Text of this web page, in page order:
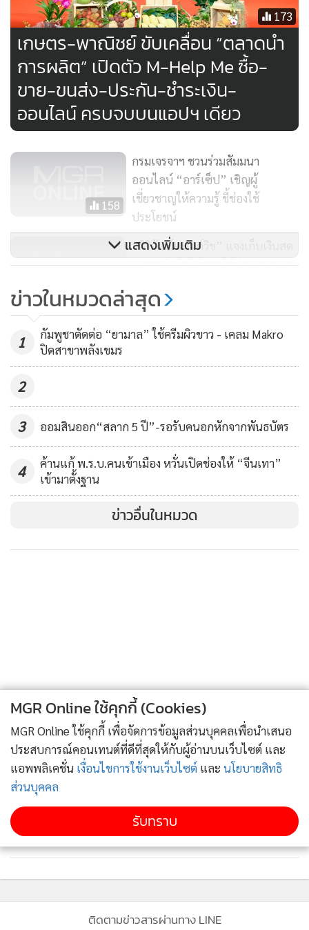
วิกฤตเศรษฐกิจที่กำลังเกิดขึ้นครั้งนี้ ทำให้สังคมเริ่มหันไปมอง
และเปรียบเทียบว่าวิกฤตโควิด-19 กับวิกฤตต้มยำกุ้ง อะไรรุนแรง
กว่าและประชาชนคนไทยจะต้องเผชิญกับปัญหาอย่างไรต่อไป
รศ.ดร.สมชาย ภคภาสน์วิวัฒน์ นักวิชาการอิสระด้านเศรษฐกิจ
และการเมือง ระบุว่า ตัวเลขของธนาคารแห่งประเทศไทย (แบงก์
ชาติ) ต่อการขยายตัวของเศรษฐกิจในปีนี้ ล่าสุดติดลบ 8% ถือว่า
เป็นสถานการณ์ที่เลวร้ายที่สุดนับตั้งแต่เกิดวิกฤตทางการเงินใน
เอเชียในระหว่างปี 2540-2541
“จะเห็นได้ชัดว่าวิกฤตเศรษฐกิจครั้งนี้ไม่รุนแรง แต่วิกฤตครั้งนี้ยัง
ไม่จบ และยังไม่รู้ว่าจะจบเมื่อไหร่”
หากจะมองเปรียบเทียบว่าวิกฤตครั้งนี้ไม่รุนแรงเท่าวิกฤตต้มยำ
กุ้ง จะมองได้จาก 3 ปัจจัยคือ
1.มองจาก GDP จะเห็นว่าวิกฤตโควิด-19 ติดลบน้อยกว่า เพราะ
GDP ที่เกิดในวิกฤตต้มยำกุ้ง เศรษฐกิจหดตัวรวมกันมากกว่า
-10% ในปี 2540-2541 ขณะที่วิกฤตโควิด-19 ตัวเลขแบงก์ชาติ
ปรับลดคาดการณ์เศรษฐกิจไทยในปี 2563 จากเดิมที่ติดลบ
5.3% ขยายเป็นติดลบ 8.1%
2.วิกฤตต้มยำกุ้ง มีการปิดตัวของสถาบันการเงินถึง 56 แห่ง ส่ง
ผลกระทบต่อเจ้าของธุรกิจที่อยู่ในสถาบันการเงินและตลาดหุ้น
แต่วิกฤตโควิด-19 ไม่ได้มีเหตุการณ์ปิดสถาบันการเงินแต่อย่างใด
สำรอง น้อยกว่าหนี้ คือวิกฤตต้มยำกุ้งมีเงินสำรอง 3.8 หมื่นล้าน
ในความเป็นจริงหากจะบอกว่าวิกฤตโควิด-19 รุนแรงกว่าต้มยำ
กุ้งก็เพราะว่าผู้ที่ได้รับผลกระทบที่เกิดขึ้นต่างกัน ต้มยำกุ้ง คนที่
ได้รับผลกระทบ คือ พวกตลาดหลักทรัพย์ แบงก์ แต่วันนี้ ทั้งคน
รวย คนจน ได้รับผลกระทบทั่วหน้า ซึ่งเป็นปรากฏการณ์ที่ไม่เคย
มีมาก่อน บริษัทต่างๆ เจ๊งฉับพลัน โดยเฉพาะบริษัทที่เกี่ยวข้อง
กับธุรกิจท่องเที่ยว โรงแรม เรือ ร้านอาหาร ที่เกิดขึ้นแม้ฟื้นตัวมา
แล้วก็ยังไปไม่รอด
“ครั้งนี้จึงรุนแรงมากกว่า คนรวย คนจน กระทบมาก รุนแรงถึง
173
เกษตร-พาณิชย์ ขับเคลื่อน “ตลาดนำ
การผลิต” เปิดตัว M-Help Me ซื้อ-
ขาย-ขนส่ง-ประกัน-ชำระเงิน-
ออนไลน์ ครบจบบนแอปฯ เดียว
158
กรมเจรจาฯ ชวนร่วมสัมมนา
ออนไลน์ “อาร์เซ็ป” เชิญผู้
เชี่ยวชาญให้ความรู้ ชี้ช่องใช้
ประโยชน์
“ศิริวัฒน์แซนด์วิช” แจงเก็บเงินสด
เยอะๆ ไม่ใช่ให้หยุดใช้จ่าย แนะการ
879
ดีเกินคาด! GDP จีนไตรมาส 2 ขยาย
ตัว 3.2% หลังฟื้นจากโควิด-19
แสดงเพิ่มเติม
ข่าวในหมวดล่าสุด
1
กัมพูชาตัดต่อ “ยามาล” ใช้ครีมผิวขาว - เคลม Makro
ปิดสาขาพลังเขมร
2
3 ออมสินออก“สลาก 5 ปี”-รอรับคนอกหักจากพันธบัตร
4
ค้านแก้ พ.ร.บ.คนเข้าเมือง หวั่นเปิดช่องให้ “จีนเทา”
เข้ามาตั้งฐาน
ข่าวอื่นในหมวด
ติดตามข่าวสารผ่านทาง LINE
MGR Online ใช้คุกกี้ (Cookies)
MGR Online ใช้คุกกี้ เพื่อจัดการข้อมูลส่วนบุคคลเพื่อนำเสนอ
ประสบการณ์คอนเทนต์ที่ดีที่สุดให้กับผู้อ่านบนเว็บไซต์ และ
แอพพลิเคชั่น เงื่อนไขการใช้งานเว็บไซต์ และ นโยบายสิทธิ
ส่วนบุคคล
รับทราบ